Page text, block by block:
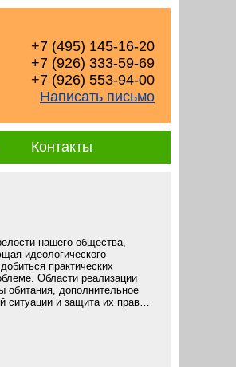
+7 (495) 145-16-20
+7 (926) 333-59-69
+7 (926) 553-94-00
Написать письмо
Контакты
нашего общества,
идеологического
практических
Области реализации
обитания, дополнительное
ситуации и защита их прав…